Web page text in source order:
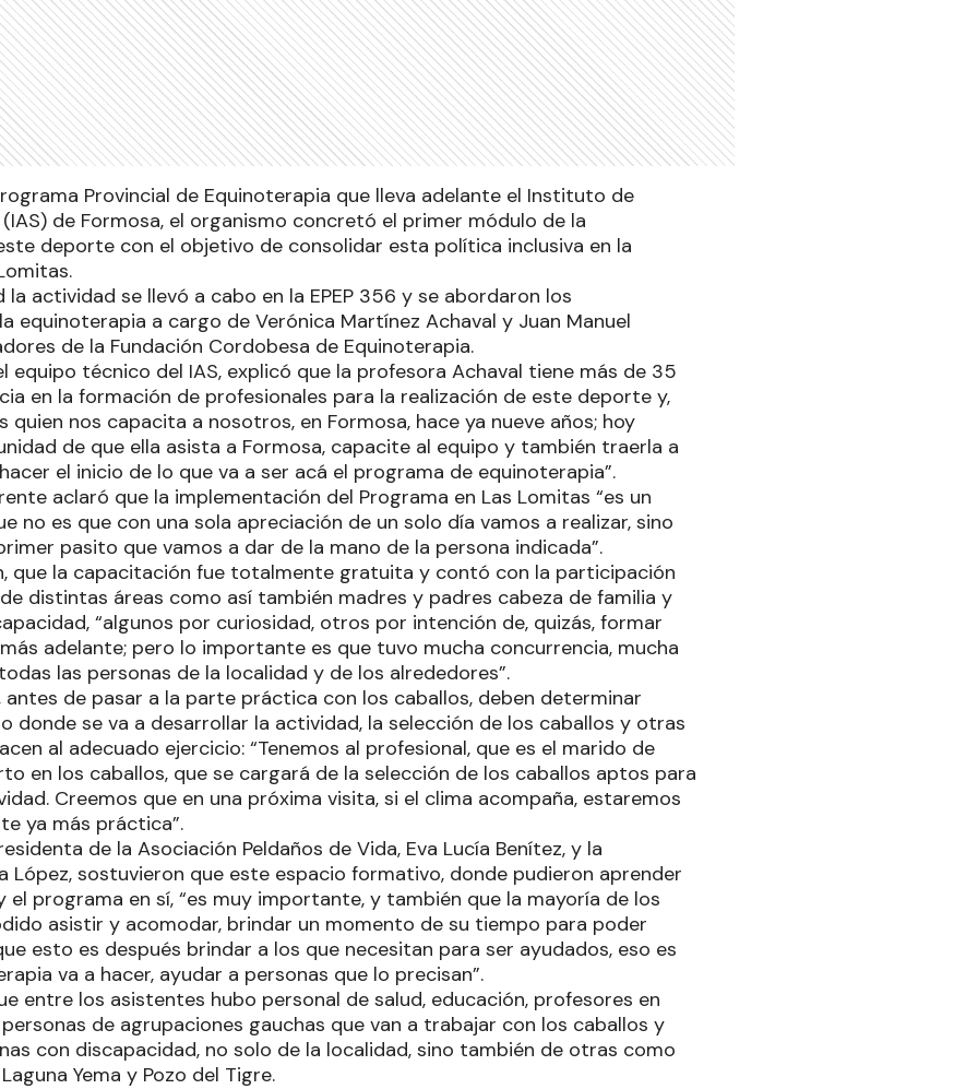
Provincial de Equinoterapia que lleva adelante el Instituto de
de Formosa, el organismo concretó el primer módulo de la
deporte con el objetivo de consolidar esta política inclusiva en la
actividad se llevó a cabo en la EPEP 356 y se abordaron los
equinoterapia a cargo de Verónica Martínez Achaval y Juan Manuel
de la Fundación Cordobesa de Equinoterapia.
equipo técnico del IAS, explicó que la profesora Achaval tiene más de 35
en la formación de profesionales para la realización de este deporte y,
quien nos capacita a nosotros, en Formosa, hace ya nueve años; hoy
de que ella asista a Formosa, capacite al equipo y también traerla a
el inicio de lo que va a ser acá el programa de equinoterapia”.
aclaró que la implementación del Programa en Las Lomitas “es un
no es que con una sola apreciación de un solo día vamos a realizar, sino
pasito que vamos a dar de la mano de la persona indicada”.
que la capacitación fue totalmente gratuita y contó con la participación
distintas áreas como así también madres y padres cabeza de familia y
“algunos por curiosidad, otros por intención de, quizás, formar
adelante; pero lo importante es que tuvo mucha concurrencia, mucha
las personas de la localidad y de los alrededores”.
antes de pasar a la parte práctica con los caballos, deben determinar
donde se va a desarrollar la actividad, la selección de los caballos y otras
al adecuado ejercicio: “Tenemos al profesional, que es el marido de
en los caballos, que se cargará de la selección de los caballos aptos para
Creemos que en una próxima visita, si el clima acompaña, estaremos
ya más práctica”.
de la Asociación Peldaños de Vida, Eva Lucía Benítez, y la
López, sostuvieron que este espacio formativo, donde pudieron aprender
el programa en sí, “es muy importante, y también que la mayoría de los
asistir y acomodar, brindar un momento de su tiempo para poder
esto es después brindar a los que necesitan para ser ayudados, eso es
va a hacer, ayudar a personas que lo precisan”.
entre los asistentes hubo personal de salud, educación, profesores en
personas de agrupaciones gauchas que van a trabajar con los caballos y
con discapacidad, no solo de la localidad, sino también de otras como
Yema y Pozo del Tigre.